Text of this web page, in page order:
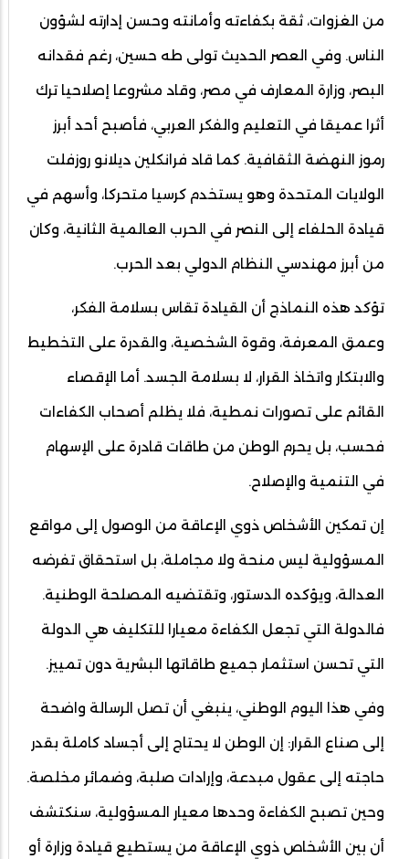
من الغزوات، ثقة بكفاءته وأمانته وحسن إدارته لشؤون
الناس. وفي العصر الحديث تولى طه حسين، رغم فقدانه
البصر، وزارة المعارف في مصر، وقاد مشروعا إصلاحيا ترك
أثرا عميقا في التعليم والفكر العربي، فأصبح أحد أبرز
رموز النهضة الثقافية. كما قاد فرانكلين ديلانو روزفلت
الولايات المتحدة وهو يستخدم كرسيا متحركا، وأسهم في
قيادة الحلفاء إلى النصر في الحرب العالمية الثانية، وكان
من أبرز مهندسي النظام الدولي بعد الحرب.
تؤكد هذه النماذج أن القيادة تقاس بسلامة الفكر،
وعمق المعرفة، وقوة الشخصية، والقدرة على التخطيط
والابتكار واتخاذ القرار، لا بسلامة الجسد. أما الإقصاء
القائم على تصورات نمطية، فلا يظلم أصحاب الكفاءات
فحسب، بل يحرم الوطن من طاقات قادرة على الإسهام
في التنمية والإصلاح.
إن تمكين الأشخاص ذوي الإعاقة من الوصول إلى مواقع
المسؤولية ليس منحة ولا مجاملة، بل استحقاق تفرضه
العدالة، ويؤكده الدستور، وتقتضيه المصلحة الوطنية.
فالدولة التي تجعل الكفاءة معيارا للتكليف هي الدولة
التي تحسن استثمار جميع طاقاتها البشرية دون تمييز.
وفي هذا اليوم الوطني، ينبغي أن تصل الرسالة واضحة
إلى صناع القرار: إن الوطن لا يحتاج إلى أجساد كاملة بقدر
حاجته إلى عقول مبدعة، وإرادات صلبة، وضمائر مخلصة.
وحين تصبح الكفاءة وحدها معيار المسؤولية، سنكتشف
أن بين الأشخاص ذوي الإعاقة من يستطيع قيادة وزارة أو